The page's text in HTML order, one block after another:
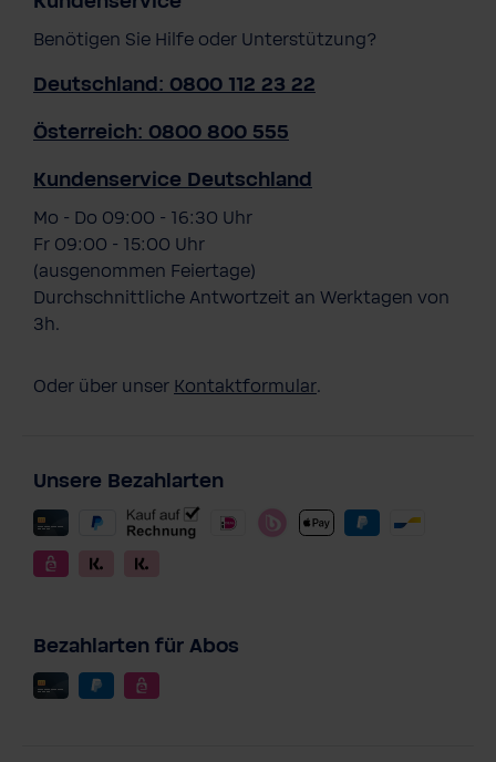
Benötigen Sie Hilfe oder Unterstützung?
Deutschland: 0800 112 23 22
Österreich: 0800 800 555
Kundenservice Deutschland
Mo - Do 09:00 - 16:30 Uhr
Fr 09:00 - 15:00 Uhr
(ausgenommen Feiertage)
Durchschnittliche Antwortzeit an Werktagen von
3h.
Oder über unser Kontaktformular.
Unsere Bezahlarten
Bezahlarten für Abos